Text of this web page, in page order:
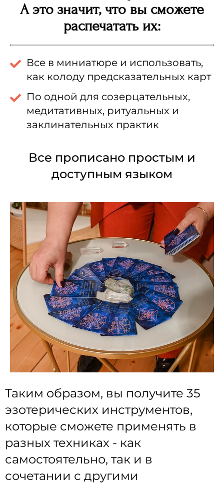
А это значит, что вы сможете
распечатать их:
Все в миниатюре и использовать,
как колоду предсказательных карт
По одной для созерцательных,
медитативных, ритуальных и
заклинательных практик
Все прописано простым и
доступным языком
Таким образом, вы получите 35
эзотерических инструментов,
которые сможете применять в
разных техниках - как
самостоятельно, так и в
сочетании с другими